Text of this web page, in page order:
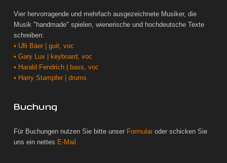
Vier hervorragende und mehrfach ausgezeichnete Musiker, die
Musik "handmade" spielen, wienerische und hochdeutsche Texte
schreiben:
• Ulli Bäer | guit, voc
• Gary Lux | keyboard, voc
• Harald Fendrich | bass, voc
• Harry Stampfer | drums
Buchung
Für Buchungen nutzen Sie bitte unser Formular oder schicken Sie
uns ein nettes E-Mail.